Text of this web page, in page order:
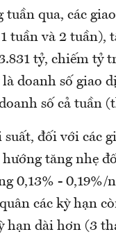
tuần qua, các
tuần và 2 tuần),
tỷ, chiếm tỷ
là doanh số giao
số cả tuần
suất, đối với các
hướng tăng nhẹ
0,13% - 0,19%/
các kỳ hạn
hạn dài hơn (3